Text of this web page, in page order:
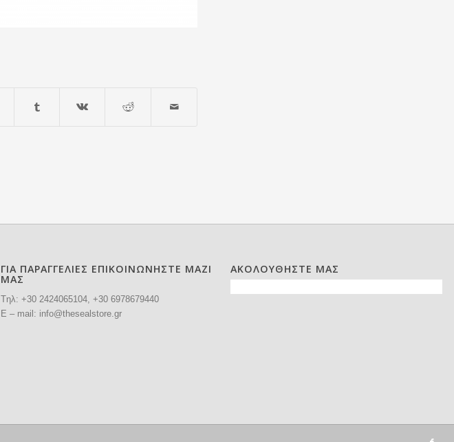
ΓΙΑ ΠΑΡΑΓΓΕΛΙΕΣ ΕΠΙΚΟΙΝΩΝΗΣΤΕ ΜΑΖΙ
ΜΑΣ
Tηλ: +302424065104, +30 6978679440
E – mail: info@thesealstore.gr
ΑΚΟΛΟΥΘΗΣΤΕ ΜΑΣ